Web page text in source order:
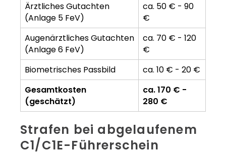
Ärztliches Gutachten
(Anlage 5 FeV)
ca. 50 € - 90
€
Augenärztliches Gutachten
(Anlage 6 FeV)
ca. 70 € - 120
€
Biometrisches Passbild
ca. 10 € - 20 €
Gesamtkosten
(geschätzt)
ca. 170 € -
280 €
Strafen bei abgelaufenem
C1/C1E-Führerschein